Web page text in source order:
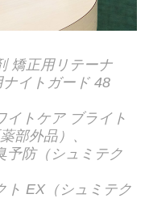
矯正用リテーナ
イトガード 48
イトケア ブライト
部外品）、
予防（シュミテク
ト EX（シュミテク